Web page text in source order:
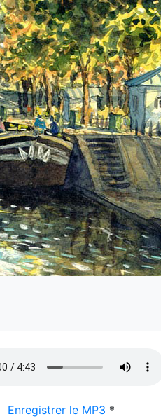
Enregistrer le MP3 *